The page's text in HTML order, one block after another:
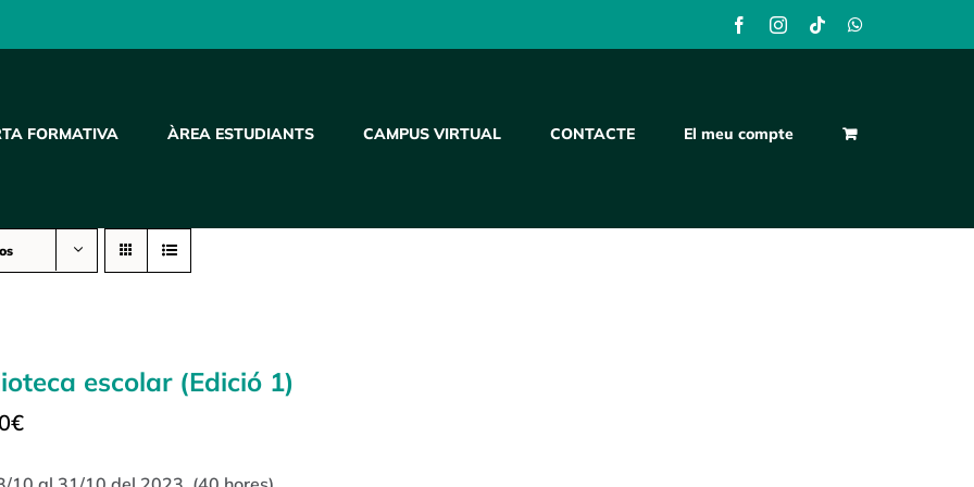
FacebookInstagram
TiktokWhatsApp
FORMATIVA ÀREA ESTUDIANTS CAMPUS VIRTUAL CONTACTE El meu compte
escolar (Edició 1)
€